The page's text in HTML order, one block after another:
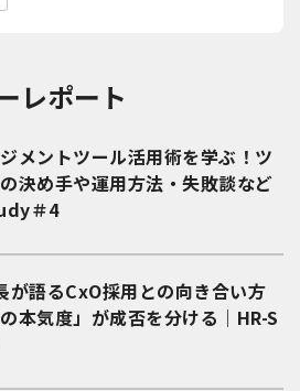
レポート
メントツール活用術を学ぶ！ツ
決め手や運用方法・失敗談など
＃4
が語るCxO採用との向き合い方
の本気度」が成否を分ける｜HR-S